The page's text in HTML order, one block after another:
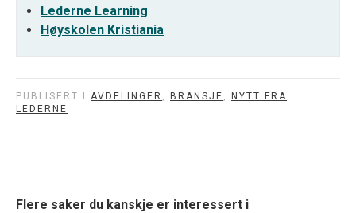
Lederne Learning
Høyskolen Kristiania
PUBLISERT I AVDELINGER , BRANSJE ,
NYTT FRA
LEDERNE
Flere saker du kanskje er interessert i